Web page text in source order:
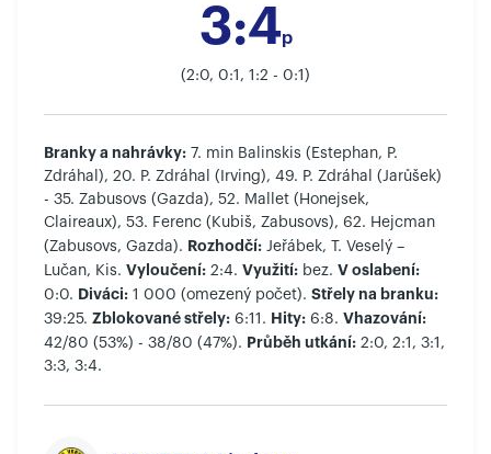
3:4p
(2:0, 0:1, 1:2 - 0:1)
Branky a nahrávky: 7. min Balinskis (Estephan, P.
Zdráhal), 20. P. Zdráhal (Irving), 49. P. Zdráhal (Jarůšek)
- 35. Zabusovs (Gazda), 52. Mallet (Honejsek,
Claireaux), 53. Ferenc (Kubiš, Zabusovs), 62. Hejcman
(Zabusovs, Gazda). Rozhodčí: Jeřábek, T. Veselý –
Lučan, Kis. Vyloučení: 2:4. Využití: bez. V oslabení:
0:0. Diváci: 1 000 (omezený počet). Střely na branku:
39:25. Zblokované střely: 6:11. Hity: 6:8. Vhazování:
42/80 (53%) - 38/80 (47%). Průběh utkání: 2:0, 2:1, 3:1,
3:3, 3:4.